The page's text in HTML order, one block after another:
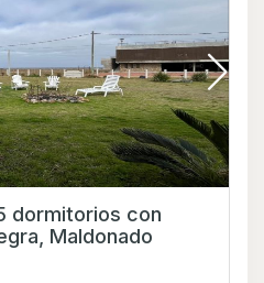
dormitorios con
Maldonado